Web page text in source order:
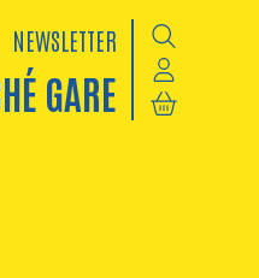
NEWSLETTER
GARE